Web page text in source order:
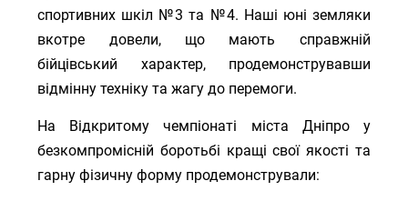
спортивних шкіл №3 та №4. Наші юні земляки
вкотре довели, що мають справжній
бійцівський характер, продемонструвавши
відмінну техніку та жагу до перемоги.
На Відкритому чемпіонаті міста Дніпро у
безкомпромісній боротьбі кращі свої якості та
гарну фізичну форму продемонстрували: